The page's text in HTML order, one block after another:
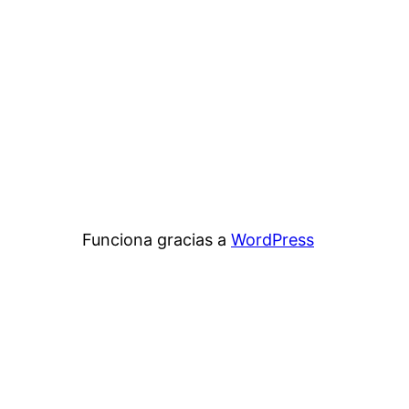
Funciona gracias a WordPress